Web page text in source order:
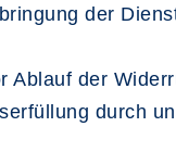
der
Ablauf der
durch